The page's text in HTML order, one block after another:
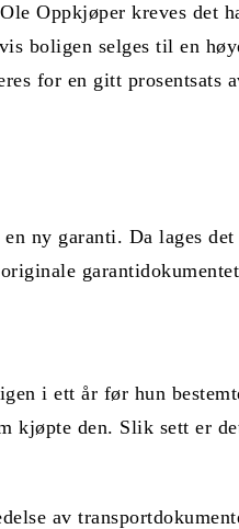
Oppkjøper kreves det
boligen selges til en
for en gitt
ny garanti. Da lages
i ett år før hun
den. Slik sett er
av